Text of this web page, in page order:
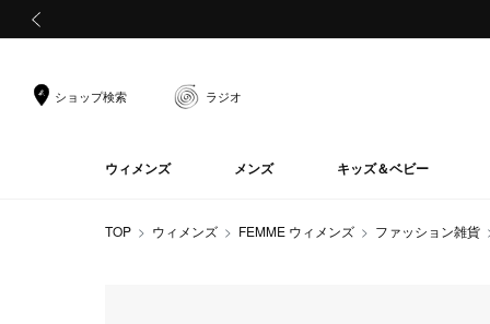
ショップ検索 ラジオ
ウィメンズ メンズ キッズ＆ベビー
TOP ウィメンズ FEMME ウィメンズ ファッション雑貨